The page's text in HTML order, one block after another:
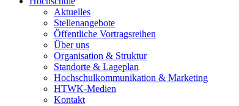
Aktuelles
Stellenangebote
Öffentliche Vortragsreihen
Über uns
Organisation & Struktur
Standorte & Lageplan
Hochschulkommunikation & Marketing
HTWK-Medien
Kontakt